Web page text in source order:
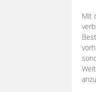
Mit